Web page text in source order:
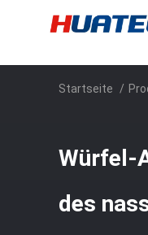
Startseite /
Würfel-
des